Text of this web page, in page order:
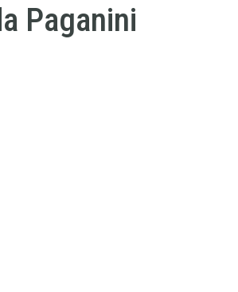
Paganini